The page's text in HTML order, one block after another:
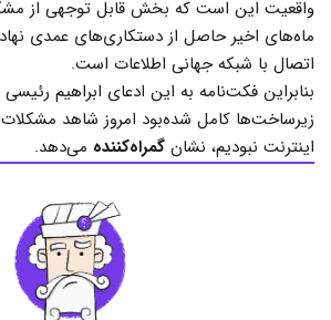
واقعیت این است که بخش قابل توجهی از
ماه‌های اخیر حاصل از دستکاری‌های عمدی
اتصال با شبکه جهانی اطلاعات است.
بنابراین فکت‌نامه به این ادعای ابراهیم رئیسی
زیرساخت‌ها کامل شده‌بود امروز شاهد
اینترنت نبودیم، نشان گمراه‌کننده می‌دهد.